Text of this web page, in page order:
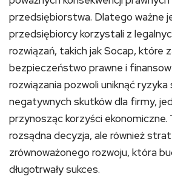
przedsiębiorstwa. Dlatego ważne
przedsiębiorcy korzystali z
rozwiązań, takich jak Socap, które
bezpieczeństwo prawne i
rozwiązania pozwoli uniknąć ryzyka
negatywnych skutków dla firmy,
przynosząc korzyści ekonomiczne.
rozsądna decyzja, ale również
zrównoważonego rozwoju, która
długotrwały sukces.